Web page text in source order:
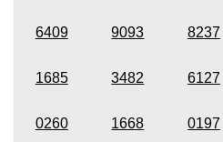
6409 9093 8237
1685 3482 6127
0260 1668 0197